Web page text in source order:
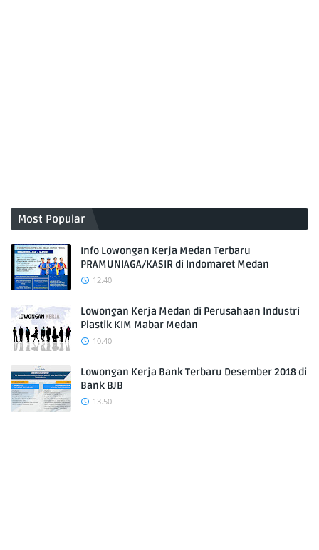
Most Popular
Info Lowongan Kerja Medan Terbaru
PRAMUNIAGA/KASIR di Indomaret Medan
12.40
Lowongan Kerja Medan di Perusahaan Industri
Plastik KIM Mabar Medan
10.40
Lowongan Kerja Bank Terbaru Desember 2018 di
Bank BJB
13.50